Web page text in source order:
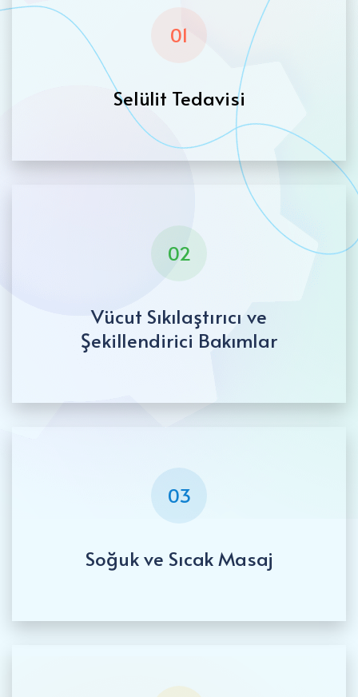
01
Selülit Tedavisi
02
Vücut Sıkılaştırıcı ve
Şekillendirici Bakımlar
03
Soğuk ve Sıcak Masaj